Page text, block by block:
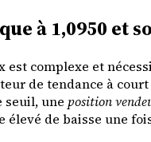
à 1,0950 et
complexe et
de tendance à
seuil, une position
de baisse une